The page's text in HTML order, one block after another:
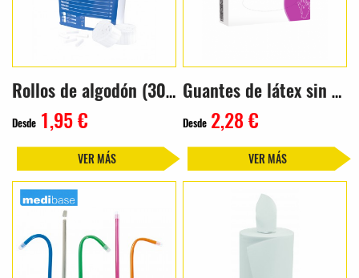
Rollos de algodón (300g)
Desde 1,95 €
VER MÁS
Guantes de látex sin polvo
Desde 2,28 €
VER MÁS